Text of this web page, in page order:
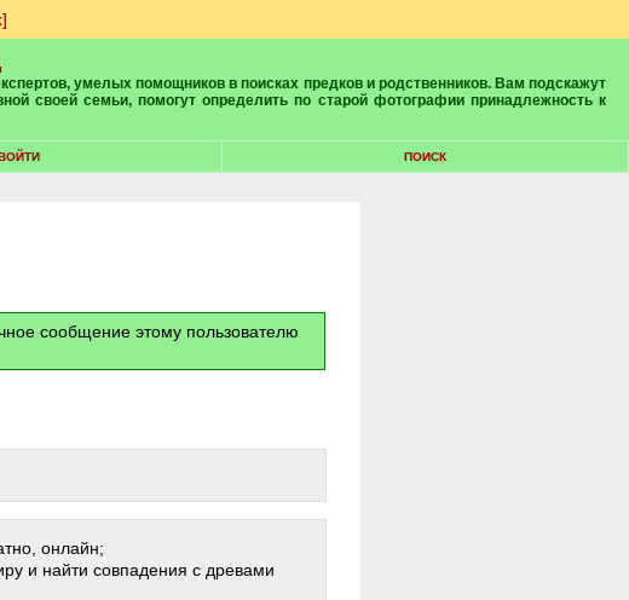
своей семьи, помогут определить по старой фотографии принадлежность к
ПОИСК
сообщение этому пользователю
онлайн;
и найти совпадения с древами